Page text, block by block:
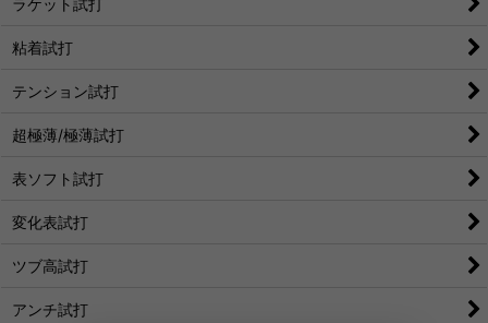
ラケット試打
粘着試打
テンション試打
超極薄/極薄試打
表ソフト試打
変化表試打
ツブ高試打
アンチ試打